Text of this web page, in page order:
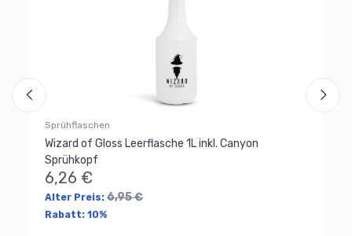
Sprühflaschen
Wizard of Gloss Leerflasche 1L inkl. Canyon
Sprühkopf
6,26 €
Alter Preis: 6,95 €
Rabatt: 10%